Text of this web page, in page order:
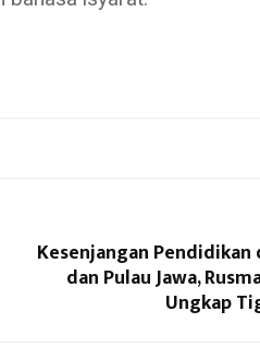
Kesenjangan
dan Pulau Jawa,
Ungkap